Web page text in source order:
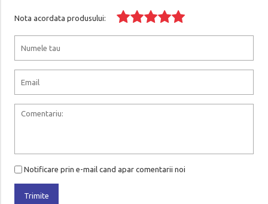
Nota acordata produsului:
Notificare prin e-mail cand apar comentarii noi
Trimite